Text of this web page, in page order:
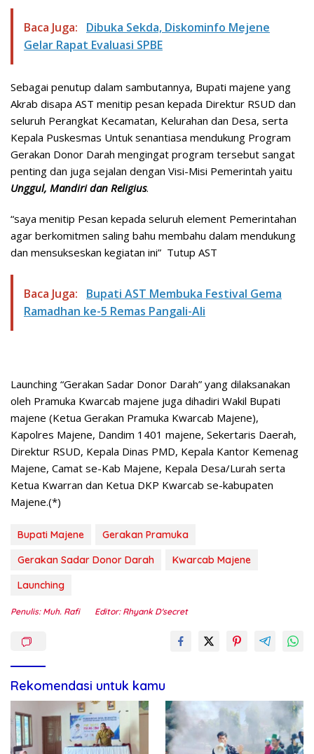
Baca Juga:
Dibuka Sekda, Diskominfo Mejene
Gelar Rapat Evaluasi SPBE
Sebagai penutup dalam sambutannya, Bupati majene yang
Akrab disapa AST menitip pesan kepada Direktur RSUD dan
seluruh Perangkat Kecamatan, Kelurahan dan Desa, serta
Kepala Puskesmas Untuk senantiasa mendukung Program
Gerakan Donor Darah mengingat program tersebut sangat
penting dan juga sejalan dengan Visi-Misi Pemerintah yaitu
Unggul, Mandiri dan Religius.
“saya menitip Pesan kepada seluruh element Pemerintahan
agar berkomitmen saling bahu membahu dalam mendukung
dan mensukseskan kegiatan ini” Tutup AST
Baca Juga:
Bupati AST Membuka Festival Gema
Ramadhan ke-5 Remas Pangali-Ali
Launching “Gerakan Sadar Donor Darah” yang dilaksanakan
oleh Pramuka Kwarcab majene juga dihadiri Wakil Bupati
majene (Ketua Gerakan Pramuka Kwarcab Majene),
Kapolres Majene, Dandim 1401 majene, Sekertaris Daerah,
Direktur RSUD, Kepala Dinas PMD, Kepala Kantor Kemenag
Majene, Camat se-Kab Majene, Kepala Desa/Lurah serta
Ketua Kwarran dan Ketua DKP Kwarcab se-kabupaten
Majene.(*)
Bupati Majene
Gerakan Pramuka
Gerakan Sadar Donor Darah
Kwarcab Majene
Launching
Penulis: Muh. Rafi Editor: Rhyank D'secret
Rekomendasi untuk kamu